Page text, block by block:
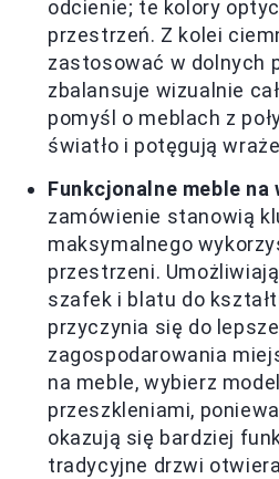
odcienie; te kolory
przestrzeń. Z kolei
zastosować w dolnych
zbalansuje wizualnie
pomyśl o meblach z
światło i potęgują
Funkcjonalne meble na
zamówienie stanowią
maksymalnego
przestrzeni.
szafek i blatu do
przyczynia się do
zagospodarowania
na meble, wybierz
przeszkleniami,
okazują się bardziej
tradycyjne drzwi